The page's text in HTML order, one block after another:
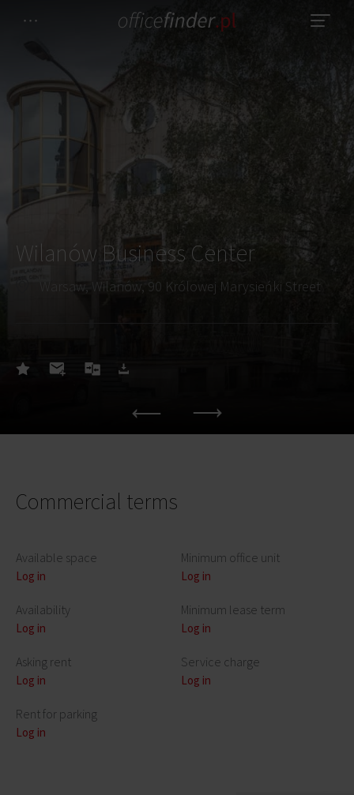
Wilanów Business Center
Warsaw, Wilanów, 90 Królowej Marysieńki Street
Commercial terms
Available space
Log in
Availability
Log in
Asking rent
Log in
Rent for parking
Log in
Minimum office unit
Log in
Minimum lease term
Log in
Service charge
Log in